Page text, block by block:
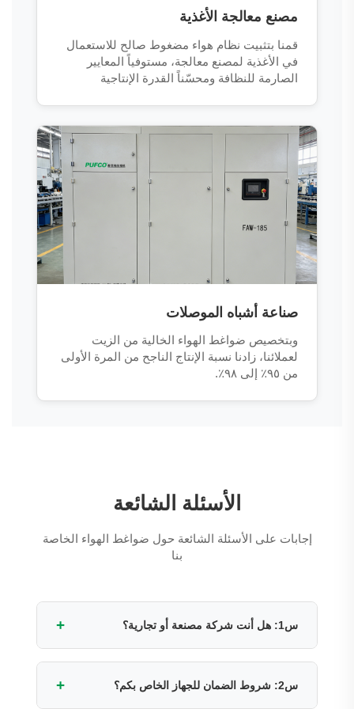
مصنع معالجة الأغذية
قمنا بتثبيت نظام هواء مضغوط صالح للاستعمال
في الأغذية لمصنع معالجة، مستوفياً المعايير
الصارمة للنظافة ومحسّناً القدرة الإنتاجية
صناعة أشباه الموصلات
وبتخصيص ضواغط الهواء الخالية من الزيت
لعملائنا، زادنا نسبة الإنتاج الناجح من المرة الأولى
من ٩٥٪ إلى ٩٨٪.
الأسئلة الشائعة
إجابات على الأسئلة الشائعة حول ضواغط الهواء الخاصة
بنا
س1: هل أنت شركة مصنعة أو تجارية؟ +
خدمات التصنيع حسب الطلب (OEM) والتصنيع
س2: شروط الضمان للجهاز الخاص بكم؟ +